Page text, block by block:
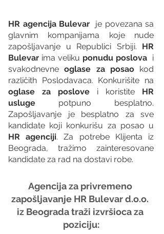
HR agencija Bulevar
  je povezana sa
glavnim kompanijama koje nude
zapošljavanje u Republici Srbiji. HR
Bulevar ima veliku ponudu poslova
  i
svakodnevne oglase za posao kod
oglase za poslove i koristite HR
usluge potpuno besplatno.
Zapošljavanje je besplatno za sve
HR agenciji. Za potrebe Klijenta iz
Beograda, tražimo zainteresovane
kandidate za rad na dostavi robe.
Agencija za privremeno
zapošljavanje HR Bulevar d.o.o.
iz Beograda traži izvršioca za
poziciju: